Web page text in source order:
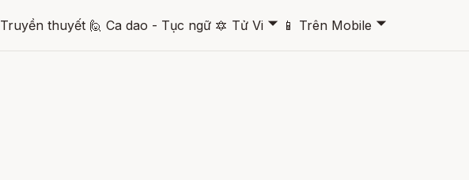
Truyền thuyết 🙋 Ca dao - Tục ngữ 🔯 Tử Vi 🞃 📱 Trên Mobile 🞃